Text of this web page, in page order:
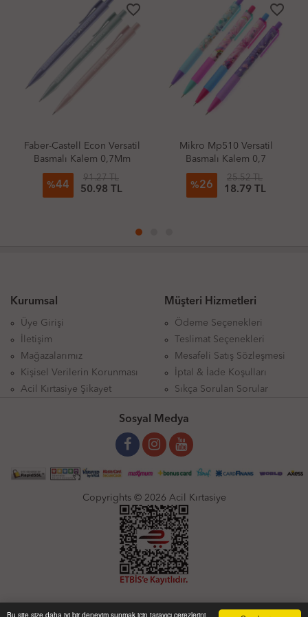
Bu site size daha iyi bir deneyim sunmak için tarayıcı çerezlerini
favorite_border
Faber-Castell Econ Versatil
Basmalı Kalem 0,7Mm
Pale (Adet)
%44
91.27 TL
50.98 TL
favorite_border
Mikro Mp510 Versatil
Basmalı Kalem 0,7
%26
25.52 TL
18.79 TL
Kurumsal
Üye Girişi
İletişim
Mağazalarımız
Kişisel Verilerin Korunması
Acil Kırtasiye Şikayet
Müşteri Hizmetleri
Ödeme Seçenekleri
Teslimat Seçenekleri
Mesafeli Satış Sözleşmesi
İptal & İade Koşulları
Sıkça Sorulan Sorular
Sosyal Medya
Copyrights © 2026 Acil Kırtasiye